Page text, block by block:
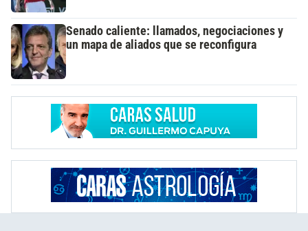
Senado caliente: llamados, negociaciones y
un mapa de aliados que se reconfigura